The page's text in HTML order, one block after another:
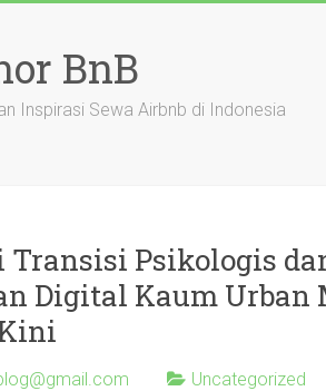
BnB
Inspirasi Sewa Airbnb di Indonesia
Transisi Psikologis
Digital Kaum
Uncategorized